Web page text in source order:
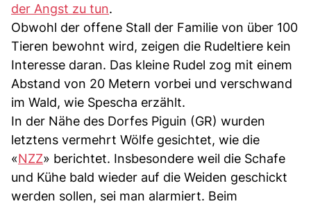
der Angst zu tun.
Obwohl der offene Stall der Familie von über 100
Tieren bewohnt wird, zeigen die Rudeltiere kein
Interesse daran. Das kleine Rudel zog mit einem
Abstand von 20 Metern vorbei und verschwand
im Wald, wie Spescha erzählt.
In der Nähe des Dorfes Piguin (GR) wurden
letztens vermehrt Wölfe gesichtet, wie die
«NZZ» berichtet. Insbesondere weil die Schafe
und Kühe bald wieder auf die Weiden geschickt
werden sollen, sei man alarmiert. Beim